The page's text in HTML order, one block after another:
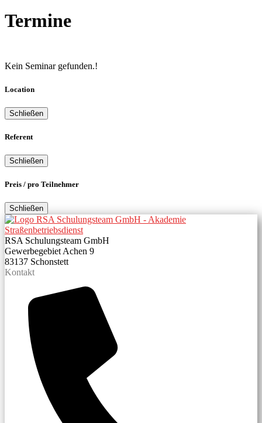
Termine
Kein Seminar gefunden.!
Location
Schließen
Referent
Schließen
Preis / pro Teilnehmer
Schließen
RSA Schulungsteam GmbH
Gewerbegebiet Achen 9
83137 Schonstett
Kontakt